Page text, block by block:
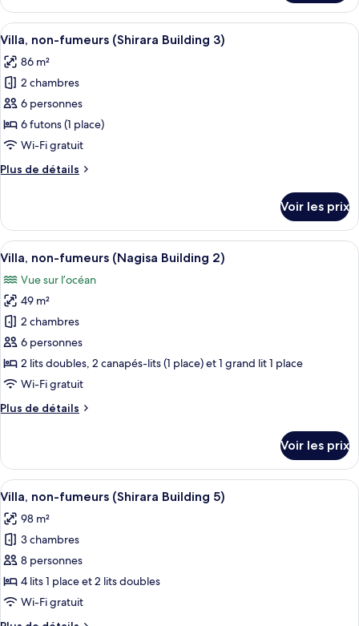
fumeurs
(Shirara
Building
2)
le
type
de
Villa,
non-
fumeurs
(Shirara
Building
2)
Afficher
toutes
les
photos
pour
ce
type
chambre :
fumeurs
(Shirara
3)
Une cuisine spacieuse avec un îlot
6
Villa, non-fumeurs (Shirara Building 3)
86 m²
2 chambres
6 personnes
6 futons (1 place)
Wi-Fi gratuit
Plus de détails
Plus
le
type
de
Villa,
non-
fumeurs
(Shirara
Building
3)
Voir les prix
Afficher
toutes
les
photos
pour
ce
type
de
chambre :
Villa,
(Nagisa
Building
2)
Une chambre d’hôtel moderne
6
Villa, non-fumeurs (Nagisa Building 2)
Vue sur l’océan
49 m²
2 chambres
6 personnes
2 lits doubles, 2 canapés-lits (1 place) et 1 grand lit 1 place
Wi-Fi gratuit
Plus de détails
Plus
le
type
de
Villa,
non-
fumeurs
(Nagisa
Building
2)
Voir les prix
Afficher
toutes
les
photos
pour
ce
type
Un bain à remous en pierre, dans
6
Villa, non-fumeurs (Shirara Building 5)
98 m²
3 chambres
8 personnes
4 lits 1 place et 2 lits doubles
Wi-Fi gratuit